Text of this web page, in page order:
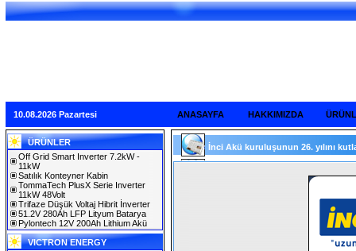
10.08.2026 Pazartesi ANASAYFA HAKKIMIZDA
ÜRÜNLER
Off Grid Smart Inverter 7.2kW -
11kW
Satılık Konteyner Kabin
TommaTech PlusX Serie Inverter
11kW 48Volt
Trifaze Düşük Voltaj Hibrit İnverter
51.2V 280Ah LFP Lityum Batarya
Pylontech 12V 200Ah Lithium Akü
VICTRON ENERGY
İnci Akü kuruluşunun 26. yılını